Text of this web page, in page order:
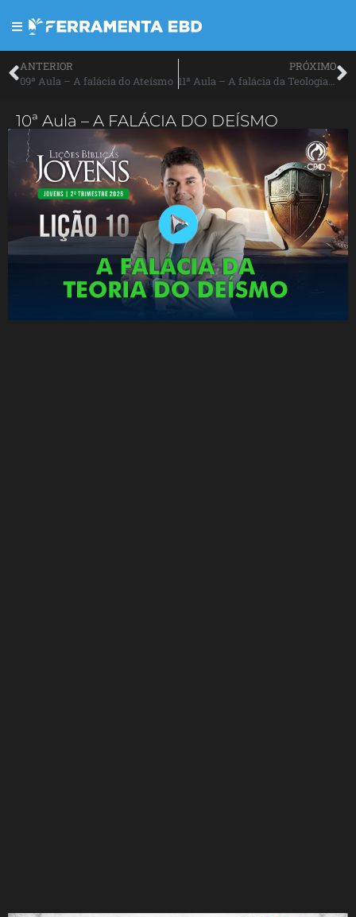
ANTERIOR
09ª Aula – A falácia do Ateísmo
PRÓXIMO
11ª Aula – A falácia da Teologia da Prosperidade
10ª Aula – A FALÁCIA DO DEÍSMO